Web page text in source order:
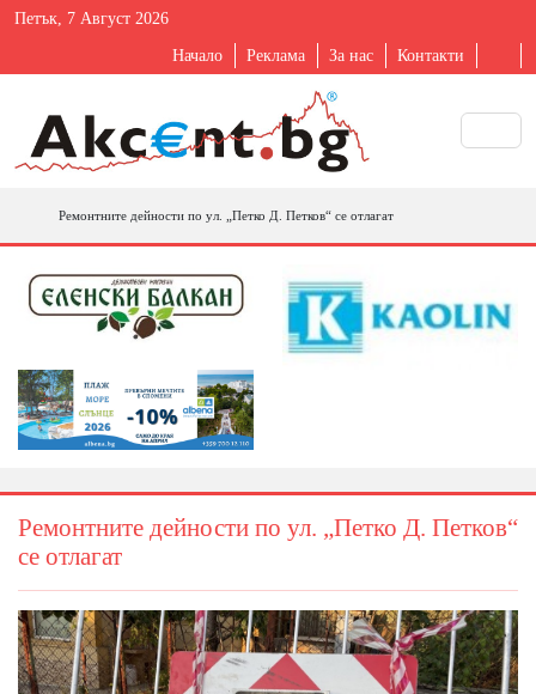
Петък, 7 Август 2026
Начало Реклама За нас Контакти
Ремонтните дейности по ул. „Петко Д. Петков“ се отлагат
Ремонтните дейности по ул. „Петко Д. Петков“
се отлагат